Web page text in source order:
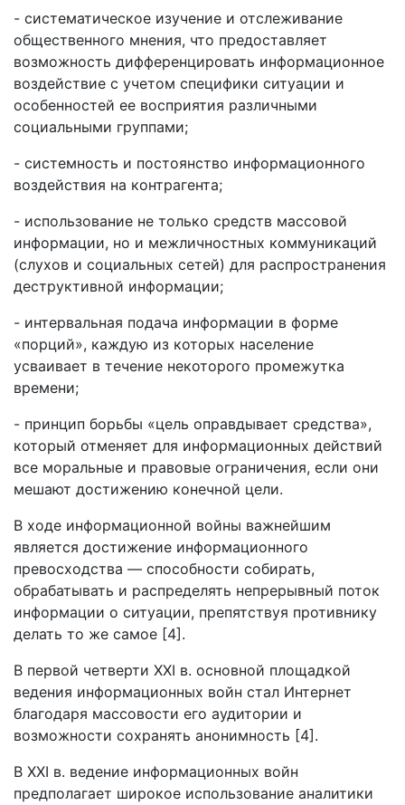
- систематическое изучение и отслеживание
общественного мнения, что предоставляет
возможность дифференцировать информационное
воздействие с учетом специфики ситуации и
особенностей ее восприятия различными
социальными группами;
- системность и постоянство информационного
воздействия на контрагента;
- использование не только средств массовой
информации, но и межличностных коммуникаций
(слухов и социальных сетей) для распространения
деструктивной информации;
- интервальная подача информации в форме
«порций», каждую из которых население
усваивает в течение некоторого промежутка
времени;
- принцип борьбы «цель оправдывает средства»,
который отменяет для информационных действий
все моральные и правовые ограничения, если они
мешают достижению конечной цели.
В ходе информационной войны важнейшим
является достижение информационного
превосходства — способности собирать,
обрабатывать и распределять непрерывный поток
информации о ситуации, препятствуя противнику
делать то же самое [4].
В первой четверти XXI в. основной площадкой
ведения информационных войн стал Интернет
благодаря массовости его аудитории и
возможности сохранять анонимность [4].
В XXI в. ведение информационных войн
предполагает широкое использование аналитики